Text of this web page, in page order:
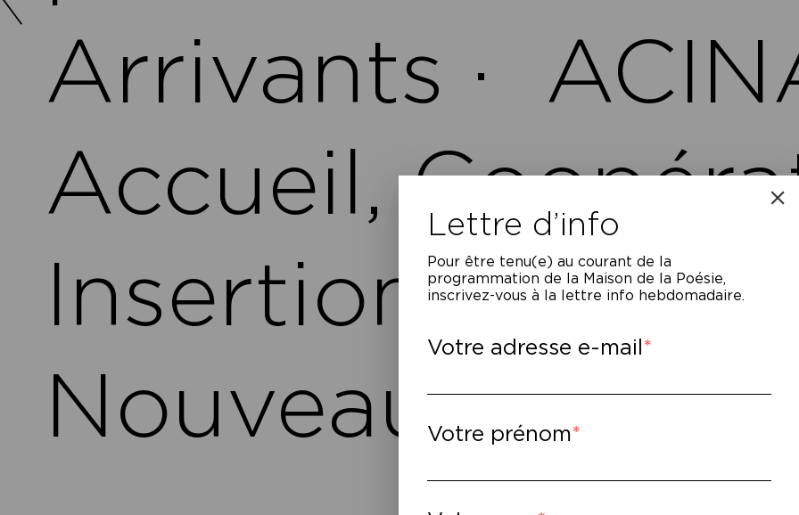
Arrivants ·
Accueil,
Insertion pour
Nouveaux
Lettre d’info
Pour être tenu(e) au courant de la
programmation de la Maison de la Poésie,
inscrivez-vous à la lettre info hebdomadaire.
Votre adresse e-mail
Votre prénom